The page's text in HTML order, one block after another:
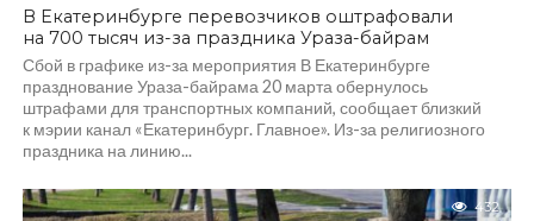
В Екатеринбурге перевозчиков оштрафовали
на 700 тысяч из-за праздника Ураза-байрам
Сбой в графике из-за мероприятия В Екатеринбурге
празднование Ураза-байрама 20 марта обернулось
штрафами для транспортных компаний, сообщает близкий
к мэрии канал «Екатеринбург. Главное». Из-за религиозного
праздника на линию...
432